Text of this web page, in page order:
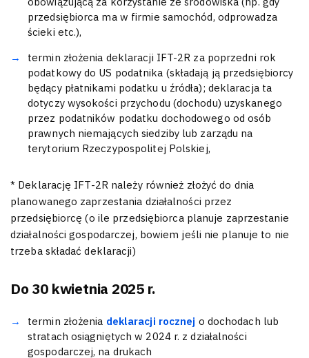
przedsiębiorca ma w firmie samochód, odprowadza
ścieki etc.),
termin złożenia deklaracji IFT-2R za poprzedni rok
podatkowy do US podatnika (składają ją przedsiębiorcy
będący płatnikami podatku u źródła); deklaracja ta
dotyczy wysokości przychodu (dochodu) uzyskanego
przez podatników podatku dochodowego od osób
prawnych niemających siedziby lub zarządu na
terytorium Rzeczypospolitej Polskiej,
* Deklarację IFT-2R należy również złożyć do dnia
planowanego zaprzestania działalności przez
przedsiębiorcę (o ile przedsiębiorca planuje zaprzestanie
działalności gospodarczej, bowiem jeśli nie planuje to nie
trzeba składać deklaracji)
Do 30 kwietnia 2025 r.
termin złożenia deklaracji rocznej o dochodach lub
stratach osiągniętych w 2024 r. z działalności
gospodarczej, na drukach